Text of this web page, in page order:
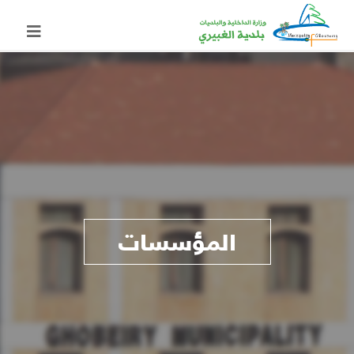
المؤسسات